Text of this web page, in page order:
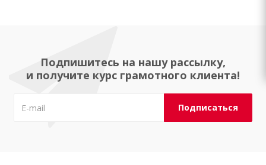
Подпишитесь на нашу рассылку,
и получите курс грамотного клиента!